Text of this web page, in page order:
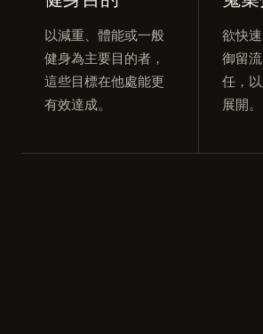
以減重、體能或一般
健身為主要目的者，
這些目標在他處能更
有效達成。
欲快速
御留
任，
展開。